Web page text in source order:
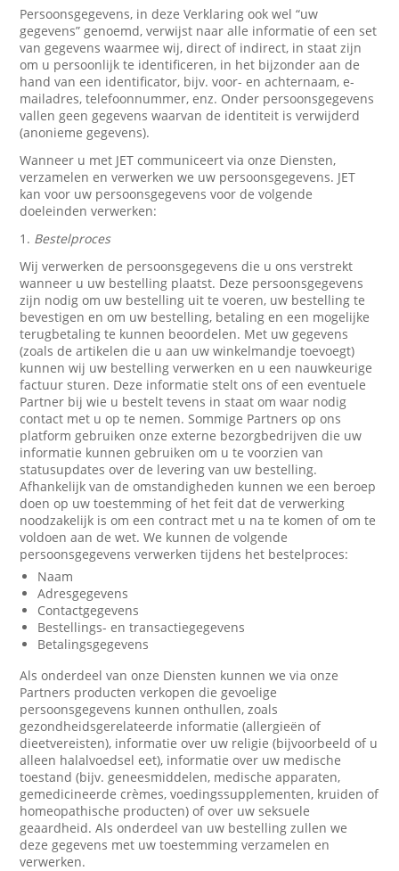
Persoonsgegevens, in deze Verklaring ook wel “uw
gegevens” genoemd, verwijst naar alle informatie of een set
van gegevens waarmee wij, direct of indirect, in staat zijn
om u persoonlijk te identificeren, in het bijzonder aan de
hand van een identificator, bijv. voor- en achternaam, e-
mailadres, telefoonnummer, enz. Onder persoonsgegevens
vallen geen gegevens waarvan de identiteit is verwijderd
(anonieme gegevens).
Wanneer u met JET communiceert via onze Diensten,
verzamelen en verwerken we uw persoonsgegevens. JET
kan voor uw persoonsgegevens voor de volgende
doeleinden verwerken:
1. Bestelproces
Wij verwerken de persoonsgegevens die u ons verstrekt
wanneer u uw bestelling plaatst. Deze persoonsgegevens
zijn nodig om uw bestelling uit te voeren, uw bestelling te
bevestigen en om uw bestelling, betaling en een mogelijke
terugbetaling te kunnen beoordelen. Met uw gegevens
(zoals de artikelen die u aan uw winkelmandje toevoegt)
kunnen wij uw bestelling verwerken en u een nauwkeurige
factuur sturen. Deze informatie stelt ons of een eventuele
Partner bij wie u bestelt tevens in staat om waar nodig
contact met u op te nemen. Sommige Partners op ons
platform gebruiken onze externe bezorgbedrijven die uw
informatie kunnen gebruiken om u te voorzien van
statusupdates over de levering van uw bestelling.
Afhankelijk van de omstandigheden kunnen we een beroep
doen op uw toestemming of het feit dat de verwerking
noodzakelijk is om een contract met u na te komen of om te
voldoen aan de wet. We kunnen de volgende
persoonsgegevens verwerken tijdens het bestelproces:
Naam
Adresgegevens
Contactgegevens
Bestellings- en transactiegegevens
Betalingsgegevens
Als onderdeel van onze Diensten kunnen we via onze
Partners producten verkopen die gevoelige
persoonsgegevens kunnen onthullen, zoals
gezondheidsgerelateerde informatie (allergieën of
dieetvereisten), informatie over uw religie (bijvoorbeeld of u
alleen halalvoedsel eet), informatie over uw medische
toestand (bijv. geneesmiddelen, medische apparaten,
gemedicineerde crèmes, voedingssupplementen, kruiden of
homeopathische producten) of over uw seksuele
geaardheid. Als onderdeel van uw bestelling zullen we
deze gegevens met uw toestemming verzamelen en
verwerken.